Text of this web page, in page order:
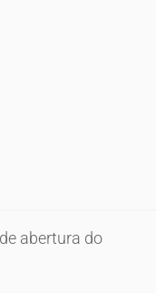
abertura do